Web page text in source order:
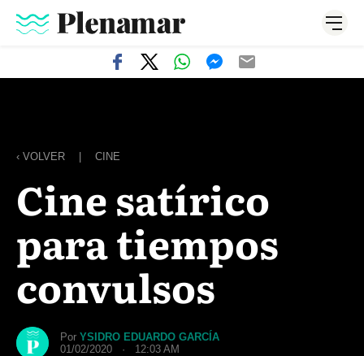
‹ VOLVER CINE
Cine satírico
para tiempos
convulsos
Por YSIDRO EDUARDO GARCÍA
01/02/2020 · 12:03 AM